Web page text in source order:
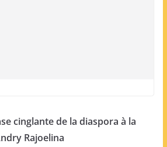
cinglante de la diaspora à la
Rajoelina